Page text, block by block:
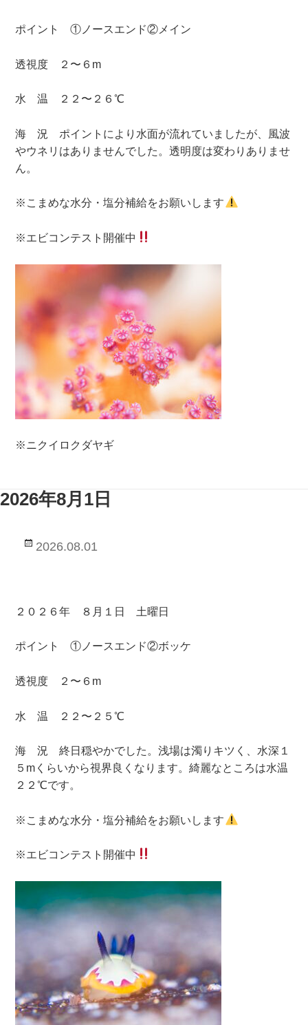
ポイント ①ノースエンド②メイン
透視度 ２〜６m
水 温 ２２〜２６℃
海 況 ポイントにより水面が流れていましたが、風波
やウネリはありませんでした。透明度は変わりありませ
ん。
※こまめな水分・塩分補給をお願いします
※エビコンテスト開催中
※ニクイロクダヤギ
2026年8月1日
投
2026.08.01
２０２６年 ８月１日 土曜日
ポイント ①ノースエンド②ボッケ
透視度 ２〜６m
水 温 ２２〜２５℃
海 況 終日穏やかでした。浅場は濁りキツく、水深１
５mくらいから視界良くなります。綺麗なところは水温
２２℃です。
※こまめな水分・塩分補給をお願いします
※エビコンテスト開催中